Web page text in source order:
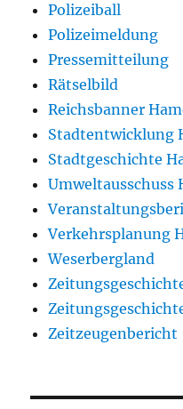
Polizeiball
Polizeimeldung
Pressemitteilung
Rätselbild
Reichsbanner
Stadtentwicklung
Stadtgeschichte
Umweltausschuss
Verkehrsplanung
Weserbergland
Zeitzeugenbericht